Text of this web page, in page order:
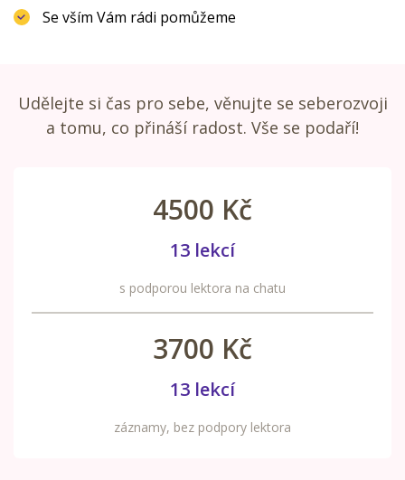
Se vším Vám rádi pomůžeme
Udělejte si čas pro sebe, věnujte se seberozvoji
a tomu, co přináší radost. Vše se podaří!
4500 Kč
13 lekcí
s podporou lektora na chatu
3700 Kč
13 lekcí
záznamy, bez podpory lektora